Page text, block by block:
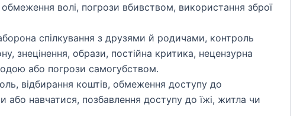
волі, погрози вбивством, використання зброї
спілкування з друзями й родичами, контроль
знецінення, образи, постійна критика, нецензурна
або погрози самогубством.
відбирання коштів, обмеження доступу до
або навчатися, позбавлення доступу до їжі, житла чи